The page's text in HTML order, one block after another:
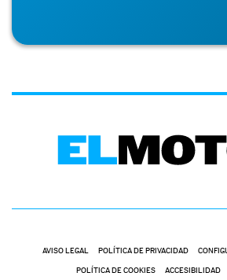
AVISO LEGAL POLÍTICA DE PRIVACIDAD
POLÍTICA DE COOKIES ACCESIBILIDAD